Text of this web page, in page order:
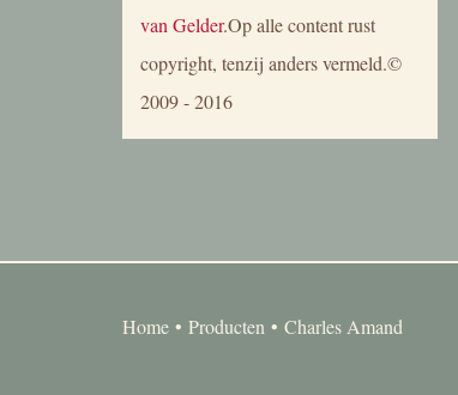
van Gelder.Op alle content rust
copyright, tenzij anders vermeld.©
2009 - 2016
Home Producten Charles Amand